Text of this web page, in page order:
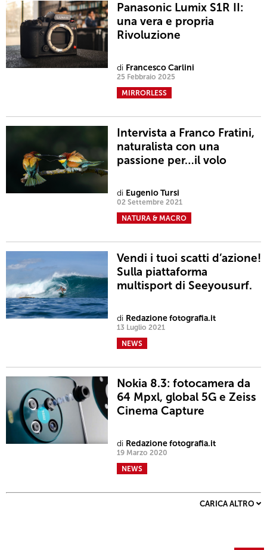
Panasonic Lumix S1R II:
una vera e propria
Rivoluzione
di Francesco Carlini
25 Febbraio 2025
MIRRORLESS
Intervista a Franco Fratini,
naturalista con una
passione per…il volo
di Eugenio Tursi
02 Settembre 2021
NATURA & MACRO
Vendi i tuoi scatti d’azione!
Sulla piattaforma
multisport di Seeyousurf.
di Redazione fotografia.it
13 Luglio 2021
NEWS
Nokia 8.3: fotocamera da
64 Mpxl, global 5G e Zeiss
Cinema Capture
di Redazione fotografia.it
19 Marzo 2020
NEWS
CARICA ALTRO